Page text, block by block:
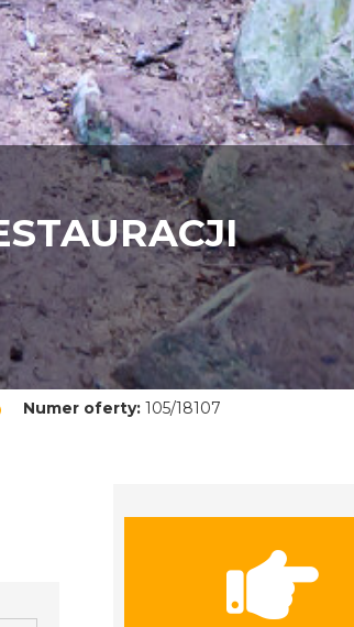
Numer oferty: 105/18107